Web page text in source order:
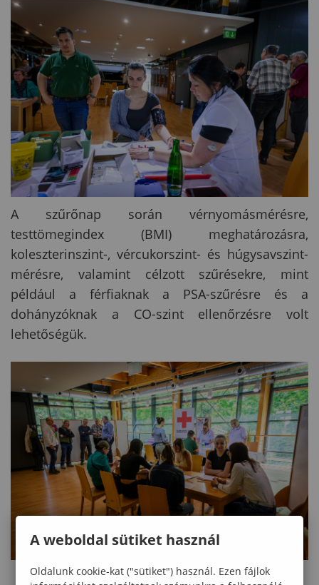
A szűrőnap során vérnyomásmérésre,
testtömegindex (BMI) meghatározásra,
koleszterinszint-, vércukorszint- és húgysavszint-
mérésre, valamint célzott szűrésekre, mint
például a férfiaknak a PSA-szűrésre és a
dohányzóknak a CO-szint ellenőrzésre volt
lehetőségük.
A weboldal sütiket használ
Oldalunk cookie-kat ("sütiket") használ. Ezen fájlok